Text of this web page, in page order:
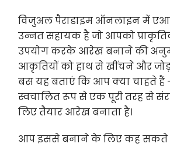
विजुअल पैराडाइम ऑनलाइन में
उन्नत सहायक है जो आपको
उपयोग करके आरेख बनाने की
आकृतियों को हाथ से खींचने और
बस यह बताएं कि आप क्या चाहते हैं
स्वचालित रूप से एक पूरी तरह से
लिए तैयार आरेख बनाता है।
आप इससे बनाने के लिए कह